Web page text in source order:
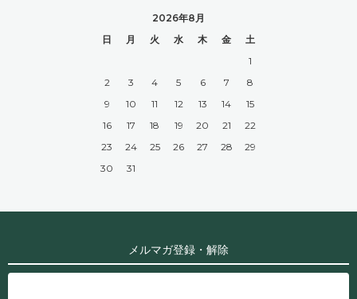
2026年8月
日
月 火 水 木 金
土
1
2
3 4 5 6 7
8
9
10 11 12 13 14
15
16
17 18 19 20 21
22
23
24 25 26 27 28
29
30
31
メルマガ登録・解除